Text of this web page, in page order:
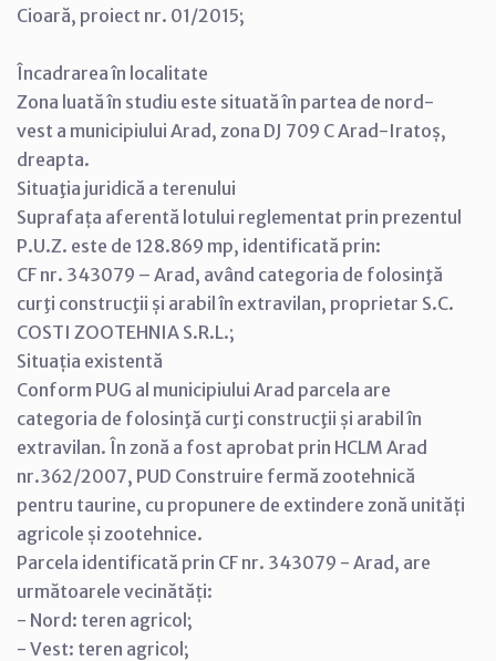
Cioară, proiect nr. 01/2015;
Încadrarea în localitate
Zona luată în studiu este situată în partea de nord-
vest a municipiului Arad, zona DJ 709 C Arad-Iratoș,
dreapta.
Situaţia juridică a terenului
Suprafața aferentă lotului reglementat prin prezentul
P.U.Z. este de 128.869 mp, identificată prin:
CF nr. 343079 – Arad, având categoria de folosinţă
curţi construcţii și arabil în extravilan, proprietar S.C.
COSTI ZOOTEHNIA S.R.L.;
Situația existentă
Conform PUG al municipiului Arad parcela are
categoria de folosinţă curţi construcţii și arabil în
extravilan. În zonă a fost aprobat prin HCLM Arad
nr.362/2007, PUD Construire fermă zootehnică
pentru taurine, cu propunere de extindere zonă unități
agricole și zootehnice.
Parcela identificată prin CF nr. 343079 - Arad, are
următoarele vecinătăți:
- Nord: teren agricol;
- Vest: teren agricol;